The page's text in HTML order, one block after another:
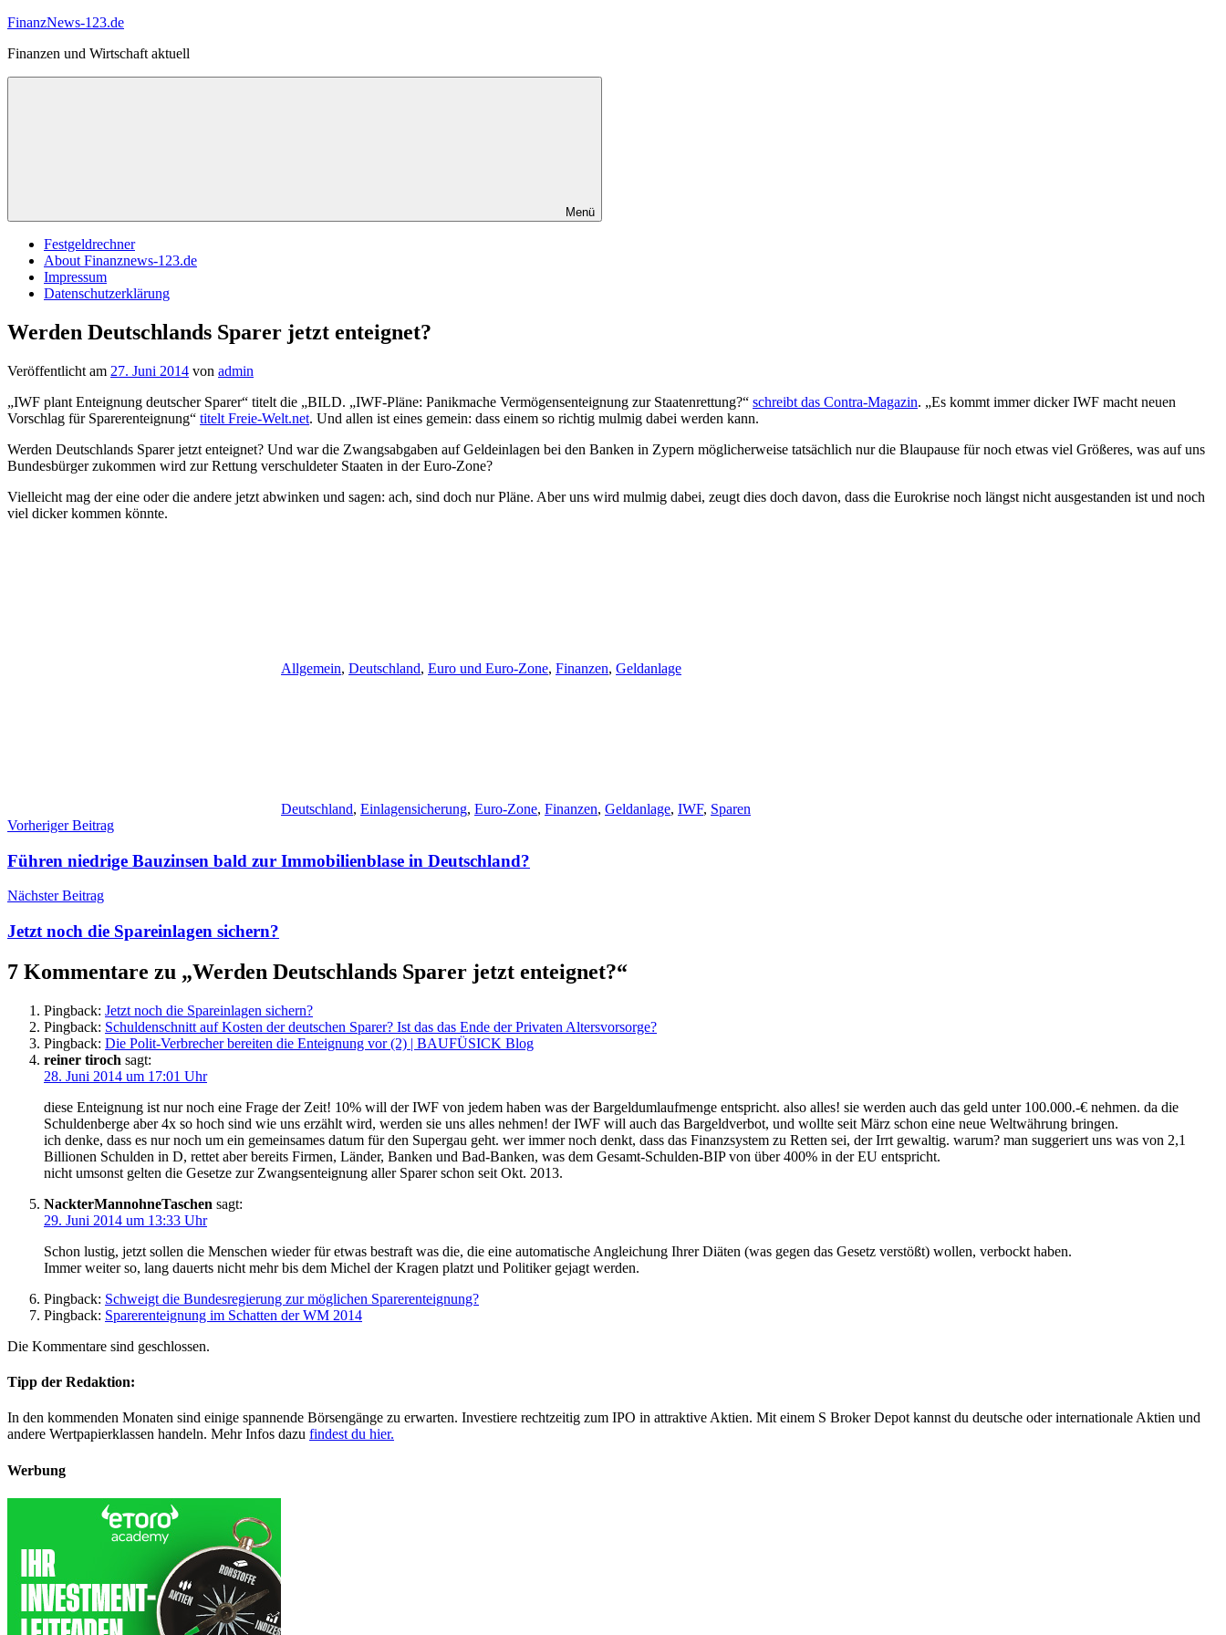
Zum
springen
FinanzNews-123.de
Finanzen und Wirtschaft aktuell
Menü
Festgeldrechner
About Finanznews-123.de
Impressum
Datenschutzerklärung
Werden Deutschlands Sparer jetzt enteignet?
Veröffentlicht am 27. Juni 2014 von admin
„IWF plant Enteignung deutscher Sparer“ titelt die „BILD. „IWF-Pläne: Panikmache Vermögensenteignung zur Staatenrettung?“ schreibt das Contra-Magazin. „Es kommt immer dicker IWF macht neuen
Vorschlag für Sparerenteignung“ titelt Freie-Welt.net. Und allen ist eines gemein: dass einem so richtig mulmig dabei werden kann.
Werden Deutschlands Sparer jetzt enteignet? Und war die Zwangsabgaben auf Geldeinlagen bei den Banken in Zypern möglicherweise tatsächlich nur die Blaupause für noch etwas viel Größeres, was auf uns
Bundesbürger zukommen wird zur Rettung verschuldeter Staaten in der Euro-Zone?
Vielleicht mag der eine oder die andere jetzt abwinken und sagen: ach, sind doch nur Pläne. Aber uns wird mulmig dabei, zeugt dies doch davon, dass die Eurokrise noch längst nicht ausgestanden ist und noch
viel dicker kommen könnte.
Allgemein, Deutschland, Euro und Euro-Zone, Finanzen, Geldanlage
Deutschland, Einlagensicherung, Euro-Zone, Finanzen, Geldanlage, IWF, Sparen
Beitragsnavigation
Vorheriger Beitrag
Führen niedrige Bauzinsen bald zur Immobilienblase in Deutschland?
Nächster Beitrag
Jetzt noch die Spareinlagen sichern?
7 Kommentare zu „Werden Deutschlands Sparer jetzt enteignet?“
Pingback: Jetzt noch die Spareinlagen sichern?
Pingback: Schuldenschnitt auf Kosten der deutschen Sparer? Ist das das Ende der Privaten Altersvorsorge?
Pingback: Die Polit-Verbrecher bereiten die Enteignung vor (2) | BAUFÜSICK Blog
reiner tiroch sagt:
28. Juni 2014 um 17:01 Uhr
diese Enteignung ist nur noch eine Frage der Zeit! 10% will der IWF von jedem haben was der Bargeldumlaufmenge entspricht. also alles! sie werden auch das geld unter 100.000.-€ nehmen. da die
Schuldenberge aber 4x so hoch sind wie uns erzählt wird, werden sie uns alles nehmen! der IWF will auch das Bargeldverbot, und wollte seit März schon eine neue Weltwährung bringen.
ich denke, dass es nur noch um ein gemeinsames datum für den Supergau geht. wer immer noch denkt, dass das Finanzsystem zu Retten sei, der Irrt gewaltig. warum? man suggeriert uns was von 2,1
Billionen Schulden in D, rettet aber bereits Firmen, Länder, Banken und Bad-Banken, was dem Gesamt-Schulden-BIP von über 400% in der EU entspricht.
nicht umsonst gelten die Gesetze zur Zwangsenteignung aller Sparer schon seit Okt. 2013.
NackterMannohneTaschen sagt:
29. Juni 2014 um 13:33 Uhr
Schon lustig, jetzt sollen die Menschen wieder für etwas bestraft was die, die eine automatische Angleichung Ihrer Diäten (was gegen das Gesetz verstößt) wollen, verbockt haben.
Immer weiter so, lang dauerts nicht mehr bis dem Michel der Kragen platzt und Politiker gejagt werden.
Pingback: Schweigt die Bundesregierung zur möglichen Sparerenteignung?
Pingback: Sparerenteignung im Schatten der WM 2014
Die Kommentare sind geschlossen.
Tipp der Redaktion:
In den kommenden Monaten sind einige spannende Börsengänge zu erwarten. Investiere rechtzeitig zum IPO in attraktive Aktien. Mit einem S Broker Depot kannst du deutsche oder internationale Aktien und
andere Wertpapierklassen handeln. Mehr Infos dazu findest du hier.
Werbung